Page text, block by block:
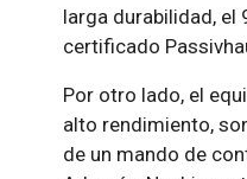
larga durabilidad, el
certificado
Por otro lado, el
alto rendimiento,
de un mando de